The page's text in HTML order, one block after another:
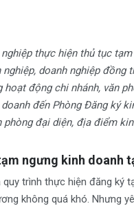
thực hiện thủ tục
nghiệp, doanh nghiệp đồng
hoạt động chi nhánh, văn
đến Phòng Đăng ký
phòng đại diện, địa điểm
ngưng kinh doanh
quy trình thực hiện đăng ký
không quá khó. Nhưng